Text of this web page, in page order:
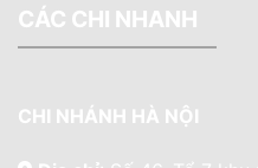
CÁC CHI NHANH
CHI NHÁNH HÀ NỘI